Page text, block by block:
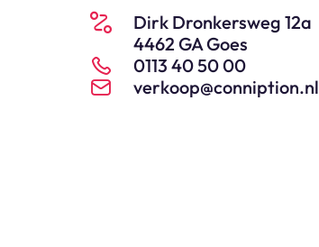
Dirk Dronkersweg 12a
4462 GA Goes
0113 40 50 00
verkoop@conniption.nl